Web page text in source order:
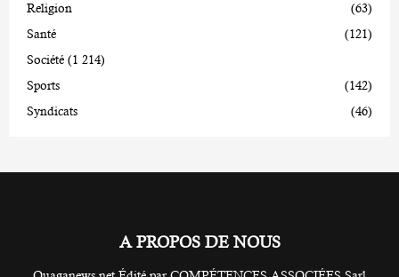
Religion
(63)
Santé
(121)
Société (1 214)
Sports
(142)
Syndicats
(46)
A PROPOS DE NOUS